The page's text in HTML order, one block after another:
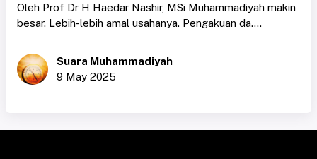
Oleh Prof Dr H Haedar Nashir, MSi Muhammadiyah makin
besar. Lebih-lebih amal usahanya. Pengakuan da....
Suara Muhammadiyah
9 May 2025